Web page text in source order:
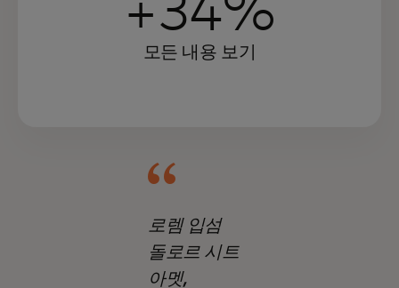
+34%
모든 내용 보기
로렘 입섬
돌로르 시트
아멧,